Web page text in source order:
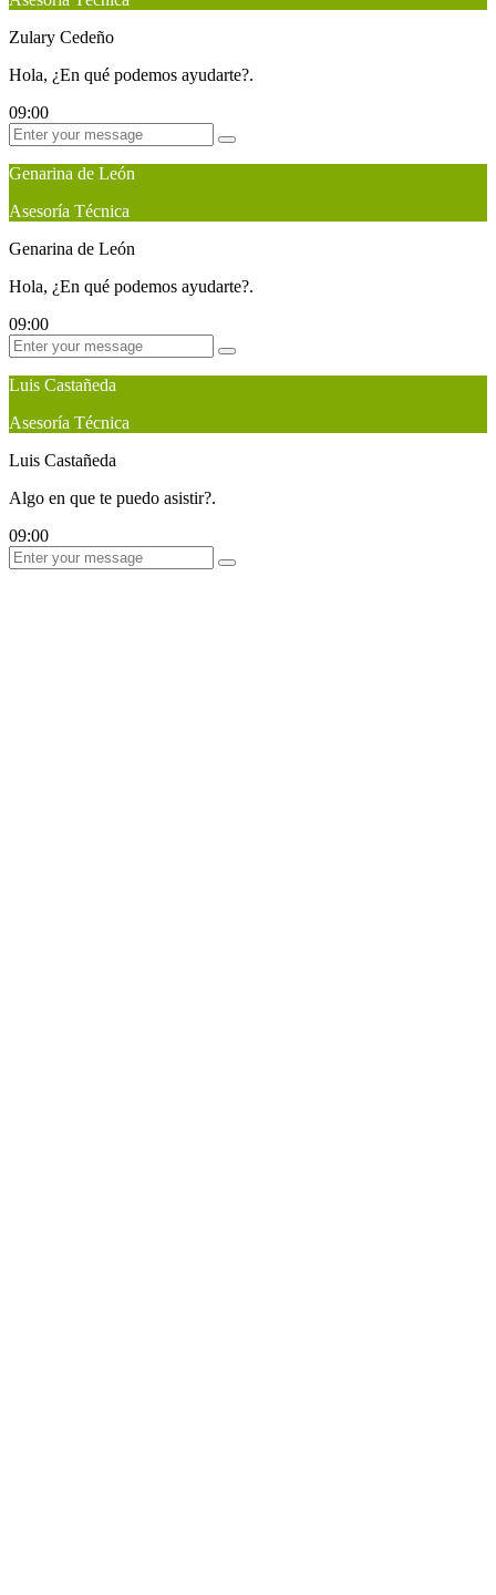
Zulary Cedeño
Hola, ¿En qué podemos ayudarte?.
09:00
Genarina de León
Asesoría Técnica
Genarina de León
Hola, ¿En qué podemos ayudarte?.
09:00
Luis Castañeda
Asesoría Técnica
Luis Castañeda
Algo en que te puedo asistir?.
09:00